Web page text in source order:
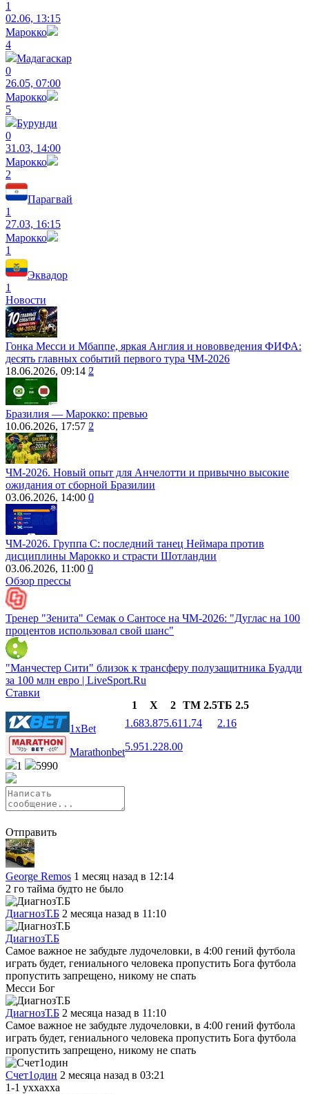
1
02.06, 13:15
Марокко
4
Мадагаскар
0
26.05, 07:00
Марокко
5
Бурунди
0
31.03, 14:00
Марокко
2
Парагвай
1
27.03, 16:15
Марокко
1
Эквадор
1
Новости
Гонка Месси и Мбаппе, яркая Англия и нововведения ФИФА:
десять главных событий первого тура ЧМ-2026
18.06.2026, 09:14 2
Бразилия — Марокко: превью
10.06.2026, 17:57 2
ЧМ-2026. Новый опыт для Анчелотти и привычно высокие
ожидания от сборной Бразилии
03.06.2026, 14:00 0
ЧМ-2026. Группа С: последний танец Неймара против
дисциплины Марокко и страсти Шотландии
03.06.2026, 11:00 0
Обзор прессы
Тренер "Зенита" Семак о Сантосе на ЧМ-2026: "Дуглас на 100
процентов использовал свой шанс"
"Манчестер Сити" близок к трансферу полузащитника Буадди
за 100 млн евро | LiveSport.Ru
Ставки
1
X 2 ТМ 2.5ТБ 2.5
1xBet
1.683.875.61 1.74 2.16
Marathonbet5.951.228.00
1
5990
Отправить
George Remos 1 месяц назад в 12:14
2 го тайма будто не было
ДиагнозТ.Б 2 месяца назад в 11:10
ДиагнозТ.Б
Самое важное не забудьте лудочеловки, в 4:00 гений футбола
играть будет, гениального человека пропустить Бога футбола
пропустить запрещено, никому не спать
Месси Бог
ДиагнозТ.Б 2 месяца назад в 11:10
Самое важное не забудьте лудочеловки, в 4:00 гений футбола
играть будет, гениального человека пропустить Бога футбола
пропустить запрещено, никому не спать
Cчет1один 2 месяца назад в 03:21
1-1 уххахха